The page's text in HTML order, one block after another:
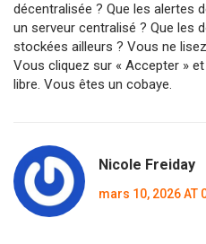
décentralisée ? Que les alertes
un serveur centralisé ? Que les
stockées ailleurs ? Vous ne
Vous cliquez sur « Accepter »
libre. Vous êtes un cobaye.
Nicole Freiday
mars 10, 2026 AT